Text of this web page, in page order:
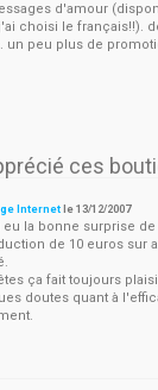
d'amour
choisi le français!!).
un peu plus de
ces
Internet le13/12/2007
la bonne surprise de
de 10 euros sur
ça fait toujours
doutes quant à